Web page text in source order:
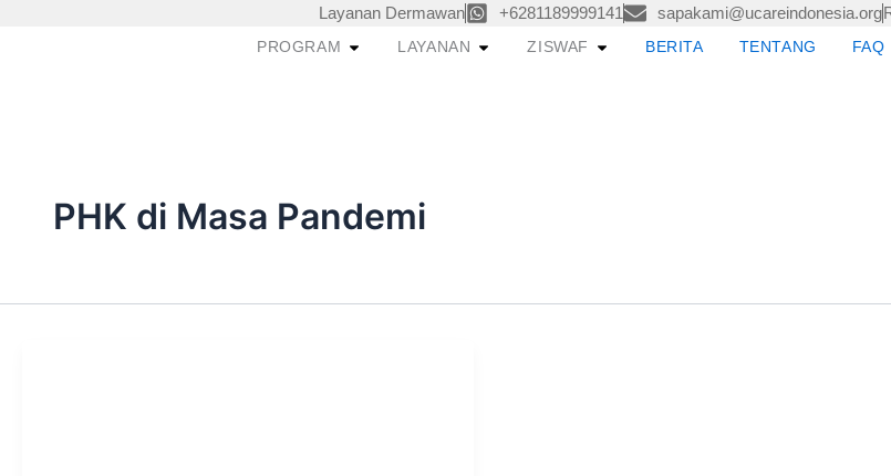
Layanan Dermawan +6281189999141 sapakami@ucareindonesia.org
PROGRAM Open PROGRAM
LAYANAN Open LAYANAN
ZISWAF Open ZISWAF
BERITA TENTANG FAQ
PHK di Masa Pandemi